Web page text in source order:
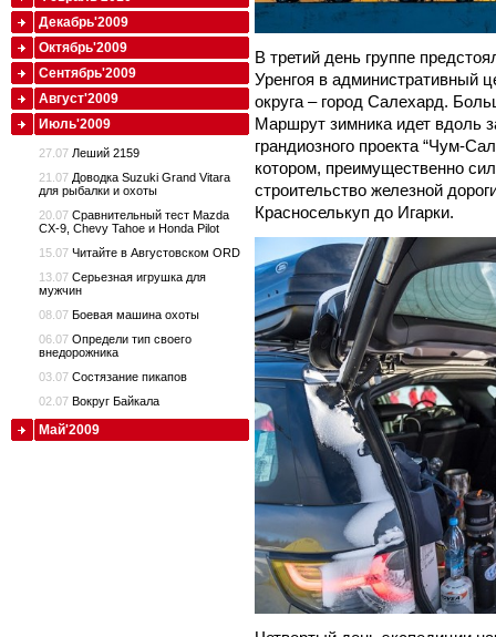
В третий день группе
Уренгоя в административный
округа – город Салехард.
Маршрут зимника идет вдоль
грандиозного проекта “Чум-
котором, преимущественно
строительство железной
Красноселькуп до Игарки.
Декабрь'2009
Октябрь'2009
Сентябрь'2009
Август'2009
Июль'2009
27.07 Леший 2159
21.07 Доводка Suzuki Grand Vitara
для рыбалки и охоты
20.07 Сравнительный тест Mazda
CX-9, Chevy Tahoe и Honda Pilot
15.07 Читайте в Августовском ORD
13.07 Cерьезная игрушка для
мужчин
08.07 Боевая машина охоты
06.07 Определи тип своего
внедорожника
03.07 Состязание пикапов
02.07 Вокруг Байкала
Май'2009